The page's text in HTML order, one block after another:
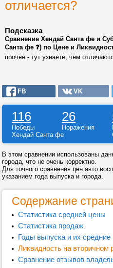
отличается?
Подсказка
Сравнение Хендай Санта фе и
Санта фе ❓) по Цене и
прочее - тут узнаете, чем
FB VK
116 26
Победы Поражения
Хендай Санта фе
В этом сравнении использованы
города, что не очень корректно.
Для точного сравнения цен авто
указанием года выпуска и города.
Содержание
Статистика средней цены
Статистика продаж
Годы выпуска и их
Ликвидность на вторичном
Сравнение отзывов